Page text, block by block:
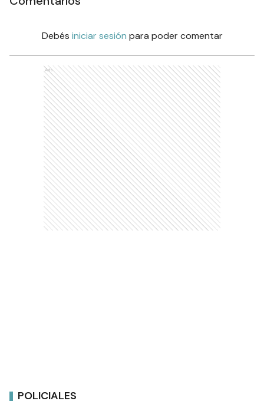
Comentarios
Debésiniciar sesiónpara poder comentar